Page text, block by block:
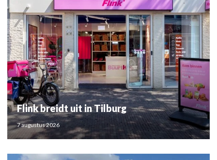
Flink breidt uit in Tilburg
7 augustus 2026